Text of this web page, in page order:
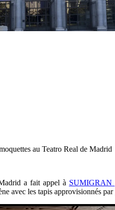
au Teatro Real de Madrid
a fait appel à SUMIGRAN
avec les tapis approvisionnés par